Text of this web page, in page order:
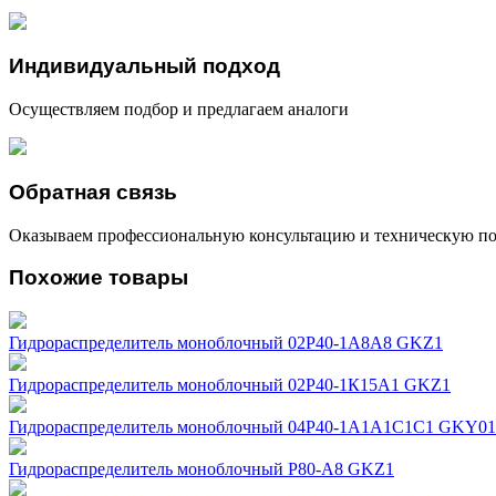
Индивидуальный подход
Осуществляем подбор и предлагаем аналоги
Обратная связь
Оказываем профессиональную консультацию и техническую
Похожие товары
Гидрораспределитель моноблочный 02Р40-1А8А8 GKZ1
Гидрораспределитель моноблочный 02Р40-1К15А1 GKZ1
Гидрораспределитель моноблочный 04Р40-1А1А1С1С1
Гидрораспределитель моноблочный Р80-А8 GKZ1